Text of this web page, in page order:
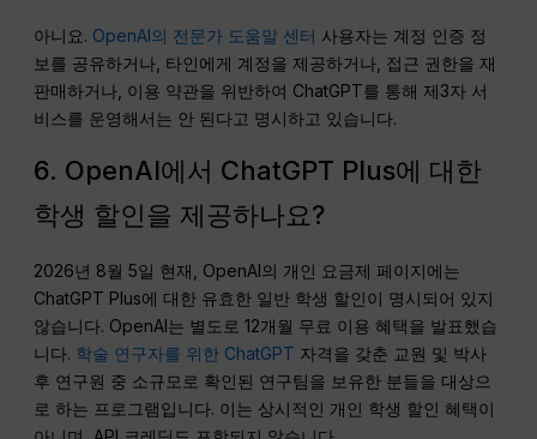
아니요. OpenAI의 전문가 도움말 센터 사용자는 계정 인증 정
보를 공유하거나, 타인에게 계정을 제공하거나, 접근 권한을 재
판매하거나, 이용 약관을 위반하여 ChatGPT를 통해 제3자 서
비스를 운영해서는 안 된다고 명시하고 있습니다.
6. OpenAI에서 ChatGPT Plus에 대한
학생 할인을 제공하나요?
2026년 8월 5일 현재, OpenAI의 개인 요금제 페이지에는
ChatGPT Plus에 대한 유효한 일반 학생 할인이 명시되어 있지
않습니다. OpenAI는 별도로 12개월 무료 이용 혜택을 발표했습
니다. 학술 연구자를 위한 ChatGPT 자격을 갖춘 교원 및 박사
후 연구원 중 소규모로 확인된 연구팀을 보유한 분들을 대상으
로 하는 프로그램입니다. 이는 상시적인 개인 학생 할인 혜택이